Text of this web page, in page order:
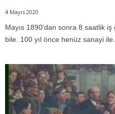
4 Mayıs 2020
Mayıs 1890'dan sonra 8 saatlik iş
bile. 100 yıl önce henüz sanayi